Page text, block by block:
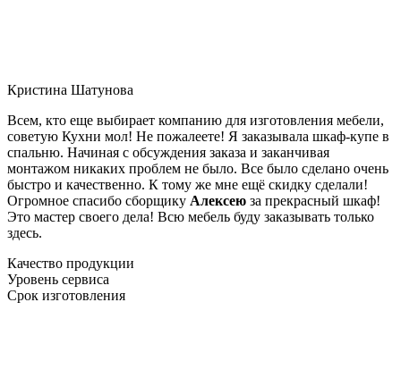
Кристина Шатунова
Всем, кто еще выбирает компанию для изготовления мебели,
советую Кухни мол! Не пожалеете! Я заказывала шкаф-купе в
спальню. Начиная с обсуждения заказа и заканчивая
монтажом никаких проблем не было. Все было сделано очень
быстро и качественно. К тому же мне ещё скидку сделали!
Огромное спасибо сборщику Алексею за прекрасный шкаф!
Это мастер своего дела! Всю мебель буду заказывать только
здесь.
Качество продукции
Уровень сервиса
Срок изготовления